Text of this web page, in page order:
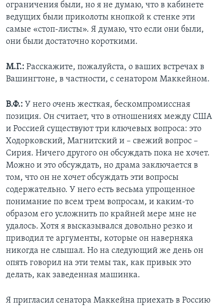
ограничения были, но я не думаю, что в кабинете
ведущих были приколоты кнопкой к стенке эти
самые «стоп-листы». Я думаю, что если они были,
они были достаточно короткими.
М.Г.: Расскажите, пожалуйста, о ваших встречах в
Вашингтоне, в частности, с сенатором Маккейном.
В.Ф.: У него очень жесткая, бескомпромиссная
позиция. Он считает, что в отношениях между США
и Россией существуют три ключевых вопроса: это
Ходорковский, Магнитский и – свежий вопрос –
Сирия. Ничего другого он обсуждать пока не хочет.
Можно и это обсуждать, но драма заключается в
том, что он не хочет обсуждать эти вопросы
содержательно. У него есть весьма упрощенное
понимание по всем трем вопросам, и каким-то
образом его усложнить по крайней мере мне не
удалось. Хотя я высказывался довольно резко и
приводил те аргументы, которые он наверняка
никогда не слышал. Но на следующий же день он
опять говорил на эти темы так, как привык это
делать, как заведенная машинка.
Я пригласил сенатора Маккейна приехать в Россию